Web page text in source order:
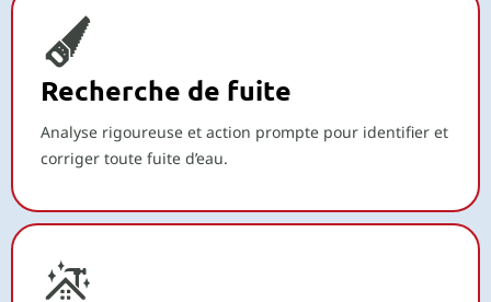
Recherche de fuite
Analyse rigoureuse et action prompte pour identifier et
corriger toute fuite d’eau.